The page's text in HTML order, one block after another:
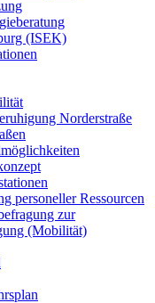
(ISEK)
Norderstraße
personeller Ressourcen
zur
(Mobilität)